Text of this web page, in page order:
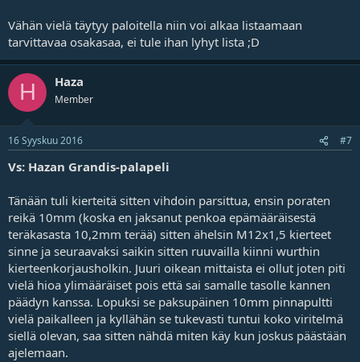
Vähän vielä täytyy paloitella niin voi alkaa listaamaan
tarvittavaa osakasaa, ei tule ihan lyhyt lista ;D
H Haza
Member
16 Syyskuu 2016 #7
Vs: Hazan Grandis-palapeli
Tänään tuli kierteitä sitten vihdoin parsittua, ensin poraten
reikä 10mm (koska en jaksanut penkoa epämääräisestä
teräkasasta 10,2mm terää) sitten ähelsin M12x1,5 kierteet
sinne ja seuraavaksi saikin sitten ruuvailla kiinni wurthin
kierteenkorjausholkin. Juuri oikean mittaista ei ollut joten piti
vielä hioa ylimääräiset pois että sai samalle tasolle kannen
päädyn kanssa. Lopuksi se paksupäinen 10mm pinnapultti
vielä paikalleen ja kyllähän se tukevasti tuntui koko viritelmä
siellä olevan, saa sitten nähdä miten käy kun joskus päästään
ajelemaan.